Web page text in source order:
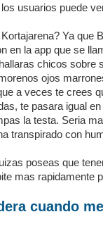
usuarios puede
Ya que
en la app que se
chicos
ojos
a veces te crees
te pasara igual
la testa. Seri­a
transpirado con
poseas que
mas rapidamente
cuando